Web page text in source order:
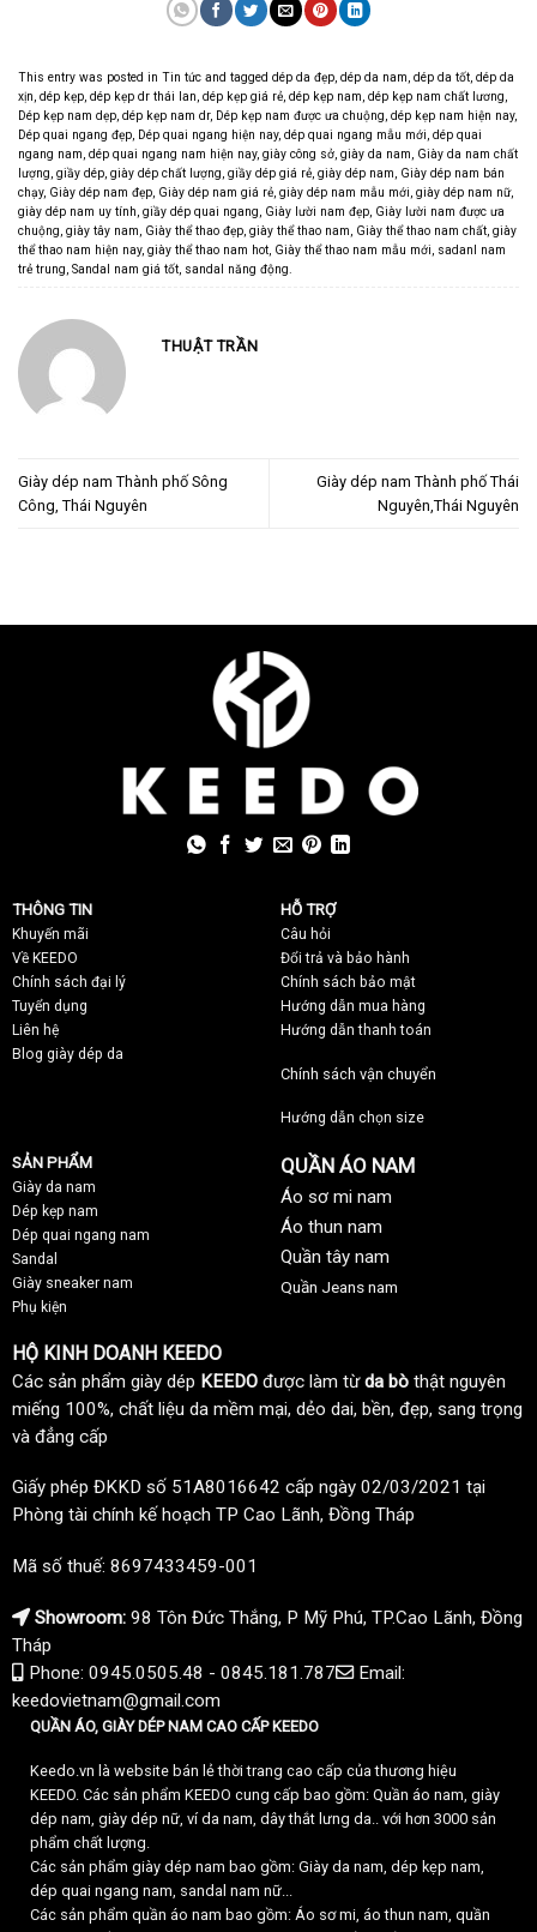
This entry was posted in Tin tức and tagged dép da đẹp, dép da nam, dép da tốt, dép da
xịn, dép kẹp, dép kẹp dr thái lan, dép kẹp giá rẻ, dép kẹp nam, dép kẹp nam chất lương,
Dép kẹp nam dẹp, dép kẹp nam dr, Dép kẹp nam được ưa chuộng, dép kẹp nam hiện nay,
Dép quai ngang đẹp, Dép quai ngang hiện nay, dép quai ngang mẫu mới, dép quai
ngang nam, dép quai ngang nam hiện nay, giày công sở, giày da nam, Giày da nam chất
lượng, giầy dép, giày dép chất lượng, giầy dép giá rẻ, giày dép nam, Giày dép nam bán
chạy, Giày dép nam đẹp, Giày dép nam giá rẻ, giày dép nam mẫu mới, giày dép nam nữ,
giày dép nam uy tính, giầy dép quai ngang, Giày lười nam đẹp, Giày lười nam được ưa
chuộng, giày tây nam, Giày thể thao đẹp, giày thể thao nam, Giày thể thao nam chất, giày
thể thao nam hiện nay, giày thể thao nam hot, Giày thể thao nam mẫu mới, sadanl nam
trẻ trung, Sandal nam giá tốt, sandal năng động.
THUẬT TRẦN
Giày dép nam Thành phố Sông
Công, Thái Nguyên
Giày dép nam Thành phố Thái
Nguyên,Thái Nguyên
THÔNG TIN
Khuyến mãi
Về KEEDO
Chính sách đại lý
Tuyển dụng
Liên hệ
Blog giày dép da
HỖ TRỢ
Câu hỏi
Đổi trả và bảo hành
Chính sách bảo mật
Hướng dẫn mua hàng
Hướng dẫn thanh toán
Chính sách vận chuyển
Hướng dẫn chọn size
SẢN PHẨM
Giày da nam
Dép kẹp nam
Dép quai ngang nam
Sandal
Giày sneaker nam
Phụ kiện
QUẦN ÁO NAM
Áo sơ mi nam
Áo thun nam
Quần tây nam
Quần Jeans nam
HỘ KINH DOANH KEEDO
Các sản phẩm giày dép KEEDO được làm từda bò thật nguyên
miếng 100%, chất liệu da mềm mại, dẻo dai, bền, đẹp, sang trọng
và đẳng cấp
Giấy phép ĐKKD số 51A8016642 cấp ngày 02/03/2021 tại
Phòng tài chính kế hoạch TP Cao Lãnh, Đồng Tháp
Mã số thuế: 8697433459-001
Showroom: 98 Tôn Đức Thắng, P Mỹ Phú, TP.Cao Lãnh, Đồng
Tháp
Phone: 0945.0505.48 - 0845.181.787
Email:
keedovietnam@gmail.com
QUẦN ÁO, GIÀY DÉP NAM CAO CẤP KEEDO
Keedo.vn là website bán lẻ thời trang cao cấp của thương hiệu
KEEDO. Các sản phẩm KEEDO cung cấp bao gồm: Quần áo nam, giày
dép nam, giày dép nữ, ví da nam, dây thắt lưng da.. với hơn 3000 sản
phẩm chất lượng.
Các sản phẩm giày dép nam bao gồm: Giày da nam, dép kẹp nam,
dép quai ngang nam, sandal nam nữ...
Các sản phẩm quần áo nam bao gồm: Áo sơ mi, áo thun nam, quần